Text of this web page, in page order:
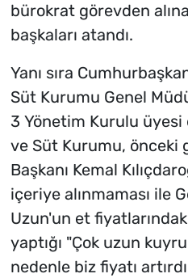
bürokrat görevden
başkaları atandı.
Yanı sıra
Süt Kurumu Genel
3 Yönetim Kurulu üyesi
ve Süt Kurumu, önceki
Başkanı Kemal
içeriye alınmaması ile
Uzun'un et
yaptığı "Çok uzun
nedenle biz fiyatı